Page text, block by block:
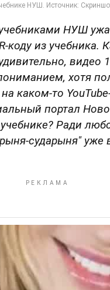
НУШ
из учебника.
видео
хотя
каком-то
портал
Ради
сударыня" уже